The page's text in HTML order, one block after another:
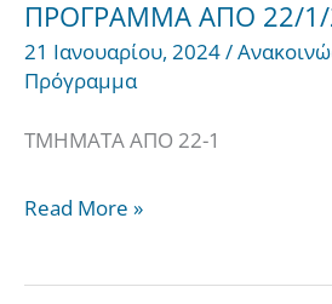
ΠΡΟΓΡΑΜΜΑ ΑΠΟ 22/1/
21 Ιανουαρίου, 2024/
Πρόγραμμα
ΤΜΗΜΑΤΑ ΑΠΟ 22-1
ΠΡΟΓΡΑΜΜΑ
ΑΠΟ
22/1/2024
Read More »